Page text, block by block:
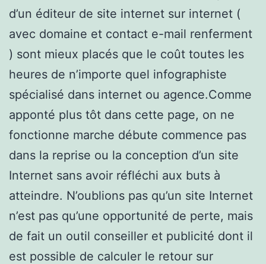
d’un éditeur de site internet sur internet (
avec domaine et contact e-mail renferment
) sont mieux placés que le coût toutes les
heures de n’importe quel infographiste
spécialisé dans internet ou agence.Comme
apponté plus tôt dans cette page, on ne
fonctionne marche débute commence pas
dans la reprise ou la conception d’un site
Internet sans avoir réfléchi aux buts à
atteindre. N’oublions pas qu’un site Internet
n’est pas qu’une opportunité de perte, mais
de fait un outil conseiller et publicité dont il
est possible de calculer le retour sur